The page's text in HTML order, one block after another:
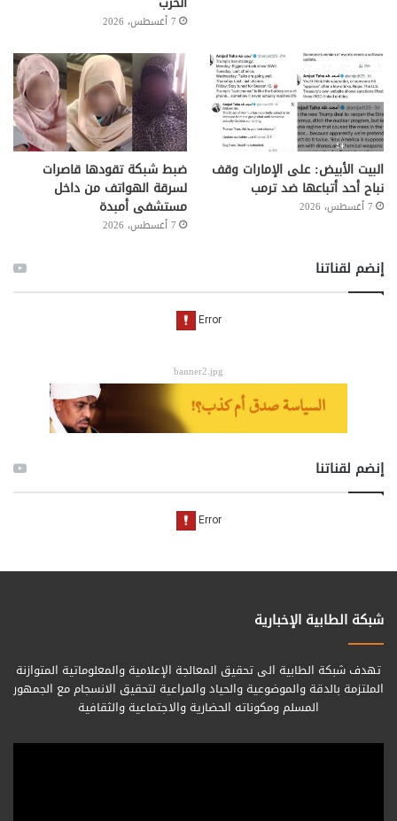
7 أغسطس، 2026
البيت الأبيض: على ⁧‫الإمارات‬⁩ وقف
نباح أحد أتباعها ضد ترمب
7 أغسطس، 2026
ضبط شبكة تقودها قاصرات
لسرقة الهواتف من داخل
مستشفى أمبدة
7 أغسطس، 2026
إنضم لقناتنا
banner2.jpg
إنضم لقناتنا
شبكة الطابية الإخبارية
تهدف شبكة الطابية الى تحقيق المعالجة الإعلامية والمعلوماتية المتوازنة
الملتزمة بالدقة والموضوعية والحياد والمراعية لتحقيق الانسجام مع الجمهور
المسلم ومكوناته الحضارية والاجتماعية والثقافية